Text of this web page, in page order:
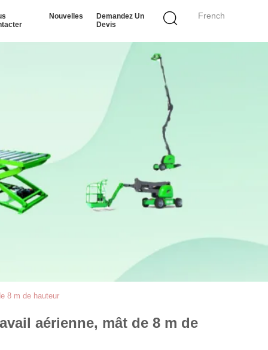
French
Nouvelles
Demandez Un
Devis
8 m de hauteur
aérienne, mât de 8 m de